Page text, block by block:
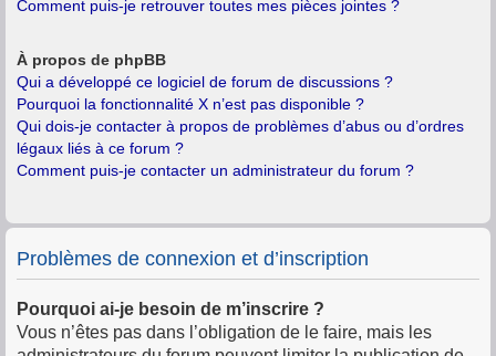
Comment puis-je retrouver toutes mes pièces jointes ?
À propos de phpBB
Qui a développé ce logiciel de forum de discussions ?
Pourquoi la fonctionnalité X n’est pas disponible ?
Qui dois-je contacter à propos de problèmes d’abus ou d’ordres
légaux liés à ce forum ?
Comment puis-je contacter un administrateur du forum ?
Problèmes de connexion et d’inscription
Pourquoi ai-je besoin de m’inscrire ?
Vous n’êtes pas dans l’obligation de le faire, mais les